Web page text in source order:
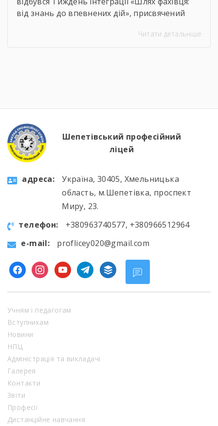
від знань до впевнених дій», присвячений
тижня здобувачі освіти брали участь в
та вдосконалювати практичні навички, а й
Читати детальніше
Шепетівський професійний
ліцей
aдресa:
Україна, 30405, Хмельницька
область, м.Шепетівка, проспект
Миру, 23.
телефон:
+380963740577, +380966512964
e-mail:
proflicey020@gmail.com
facebookinstagramyoutubetelegram
buffer
Учням і педагогам
Вступникам
Новини
НПЦ
Адміністрація та викладачі
Галерея
Контакти
Звіти
Професії
Дистанційне навчання